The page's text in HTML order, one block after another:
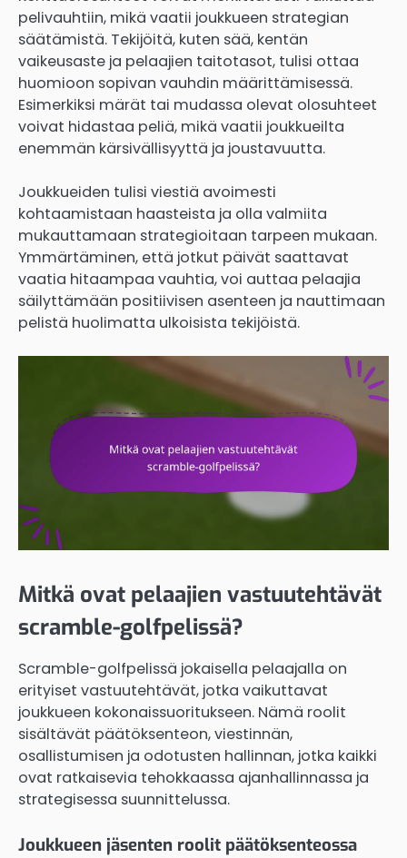
pelivauhtiin, mikä vaatii joukkueen strategian
säätämistä. Tekijöitä, kuten sää, kentän
vaikeusaste ja pelaajien taitotasot, tulisi ottaa
huomioon sopivan vauhdin määrittämisessä.
Esimerkiksi märät tai mudassa olevat olosuhteet
voivat hidastaa peliä, mikä vaatii joukkueilta
enemmän kärsivällisyyttä ja joustavuutta.
Joukkueiden tulisi viestiä avoimesti
kohtaamistaan haasteista ja olla valmiita
mukauttamaan strategioitaan tarpeen mukaan.
Ymmärtäminen, että jotkut päivät saattavat
vaatia hitaampaa vauhtia, voi auttaa pelaajia
säilyttämään positiivisen asenteen ja nauttimaan
pelistä huolimatta ulkoisista tekijöistä.
Mitkä ovat pelaajien vastuutehtävät
scramble-golfpelissä?
Scramble-golfpelissä jokaisella pelaajalla on
erityiset vastuutehtävät, jotka vaikuttavat
joukkueen kokonaissuoritukseen. Nämä roolit
sisältävät päätöksenteon, viestinnän,
osallistumisen ja odotusten hallinnan, jotka kaikki
ovat ratkaisevia tehokkaassa ajanhallinnassa ja
strategisessa suunnittelussa.
Joukkueen jäsenten roolit päätöksenteossa